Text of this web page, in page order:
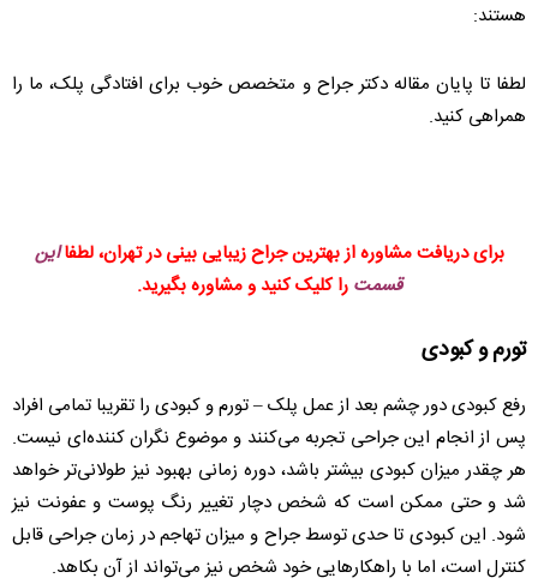
هستند:
لطفا تا پایان مقاله دکتر جراح و متخصص خوب برای افتادگی پلک، ما را
همراهی کنید.
برای دریافت مشاوره از بهترین جراح زیبایی بینی در تهران، لطفااین
قسمت را کلیک کنید و مشاوره بگیرید.
تورم و کبودی
رفع کبودی دور چشم بعد از عمل پلک – تورم و کبودی را تقریبا تمامی افراد
پس از انجام این جراحی تجربه می‌کنند و موضوع نگران کننده‌ای نیست.
هر چقدر میزان کبودی بیشتر باشد، دوره زمانی بهبود نیز طولانی‌تر خواهد
شد و حتی ممکن است که شخص دچار تغییر رنگ پوست و عفونت نیز
شود. این کبودی تا حدی توسط جراح و میزان تهاجم در زمان جراحی قابل
کنترل است، اما با راهکارهایی خود شخص نیز می‌تواند از آن بکاهد.